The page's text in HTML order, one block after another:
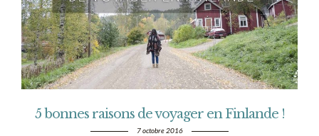
5 bonnes raisons de voyager en Finlande !
7 octobre 2016